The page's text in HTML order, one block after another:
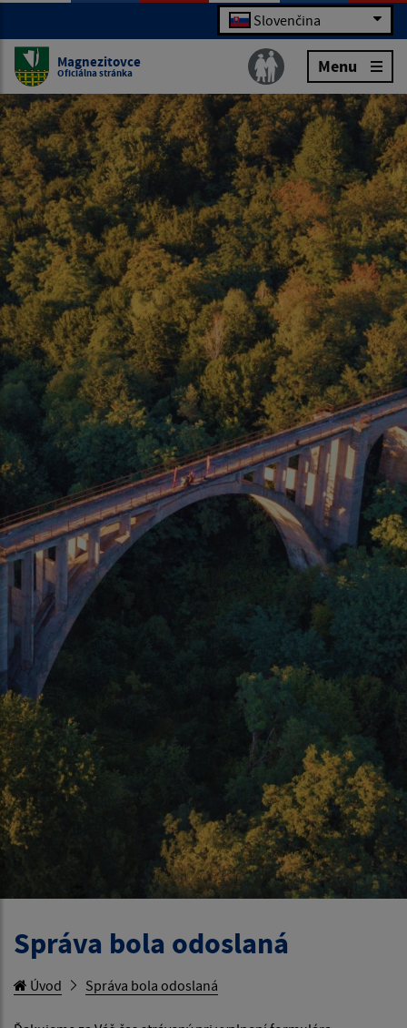
Slovenčina
Magnezitovce
Oficiálna stránka Menu
Správa bola odoslaná
Úvod Správa bola odoslaná